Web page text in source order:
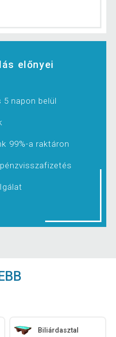
előnyei
5 napon belül
99%-a raktáron
Biliárdasztal